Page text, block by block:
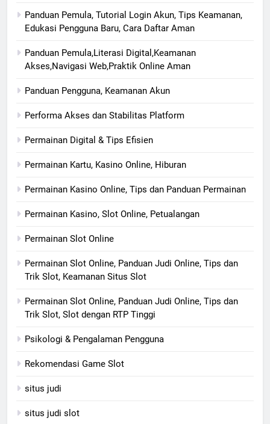
Panduan Pemula, Tutorial Login Akun, Tips Keamanan,
Edukasi Pengguna Baru, Cara Daftar Aman
Panduan Pemula,Literasi Digital,Keamanan
Akses,Navigasi Web,Praktik Online Aman
Panduan Pengguna, Keamanan Akun
Performa Akses dan Stabilitas Platform
Permainan Digital & Tips Efisien
Permainan Kartu, Kasino Online, Hiburan
Permainan Kasino Online, Tips dan Panduan Permainan
Permainan Kasino, Slot Online, Petualangan
Permainan Slot Online
Permainan Slot Online, Panduan Judi Online, Tips dan
Trik Slot, Keamanan Situs Slot
Permainan Slot Online, Panduan Judi Online, Tips dan
Trik Slot, Slot dengan RTP Tinggi
Psikologi & Pengalaman Pengguna
Rekomendasi Game Slot
situs judi
situs judi slot